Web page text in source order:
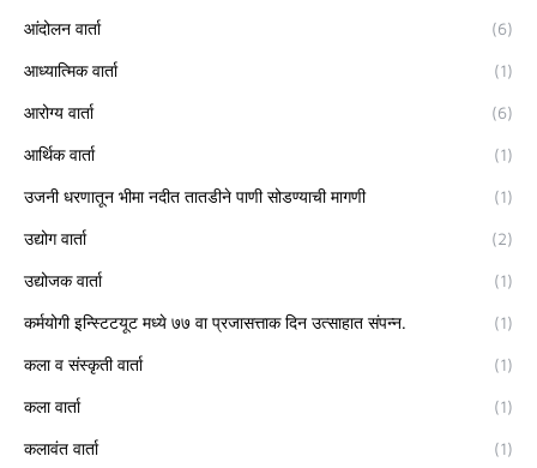
आंदोलन वार्ता (6)
आध्यात्मिक वार्ता (1)
आरोग्य वार्ता (6)
आर्थिक वार्ता (1)
उजनी धरणातून भीमा नदीत तातडीने पाणी सोडण्याची मागणी (1)
उद्योग वार्ता (2)
उद्योजक वार्ता (1)
कर्मयोगी इन्स्टिटयूट मध्ये ७७ वा प्रजासत्ताक दिन उत्साहात संपन्न. (1)
कला व संस्कृती वार्ता (1)
कला वार्ता (1)
कलावंत वार्ता (1)